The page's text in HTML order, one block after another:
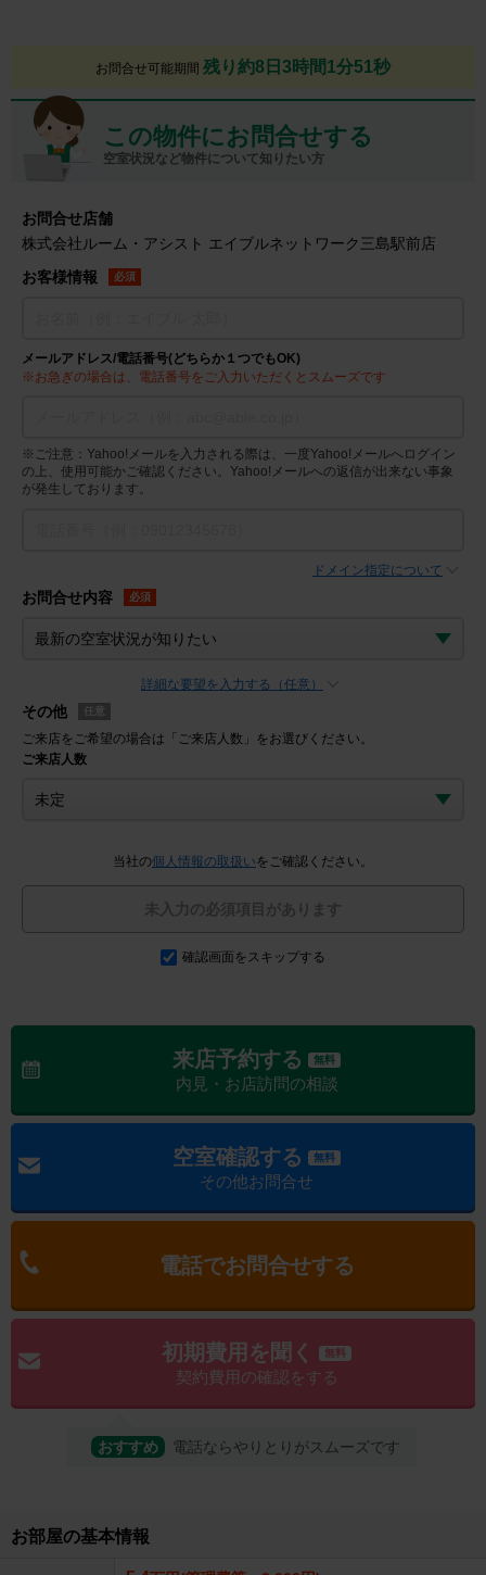
お問合せ可能期間 残り約8日3時間1分50秒
この物件にお問合せする
空室状況など物件について知りたい方
お問合せ店舗
株式会社ルーム・アシスト エイブルネットワーク三島駅前店
お客様情報
必須
メールアドレス/電話番号(どちらか１つでもOK)
※お急ぎの場合は、電話番号をご入力いただくとスムーズです
※ご注意：Yahoo!メールを入力される際は、一度Yahoo!メールへログイン
の上、使用可能かご確認ください。Yahoo!メールへの返信が出来ない事象
が発生しております。
ドメイン指定について
お問合せ内容 必須
詳細な要望を入力する（任意）
その他 任意
ご来店をご希望の場合は「ご来店人数」をお選びください。
ご来店人数
当社の個人情報の取扱い をご確認ください。
未入力の必須項目があります
確認画面をスキップする
来店予約する 無料
内見・お店訪問の相談
空室確認する 無料
その他お問合せ
電話でお問合せする
初期費用を聞く 無料
契約費用の確認をする
おすすめ 電話ならやりとりがスムーズです
お部屋の基本情報